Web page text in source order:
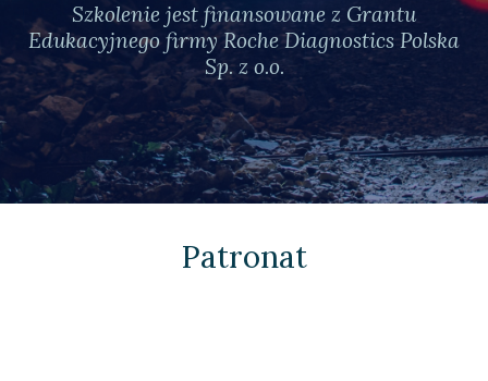
Szkolenie jest finansowane z Grantu
Edukacyjnego firmy Roche Diagnostics Polska
Sp. z o.o.
Patronat